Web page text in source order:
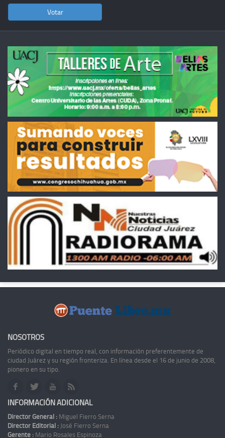
NOSOTROS
Periódico digital en tiempo real, con información preferentemente de
ciudad Juárez y su región fronteriza. En línea desde el 16 de junio de 2008,
pionero en su tipo.
INFORMACIÓN ADICIONAL
Director General : Miguel Fierro Serna
Director Editorial : José Fierro Serna
Gerente : Mario Rosales Espinoza